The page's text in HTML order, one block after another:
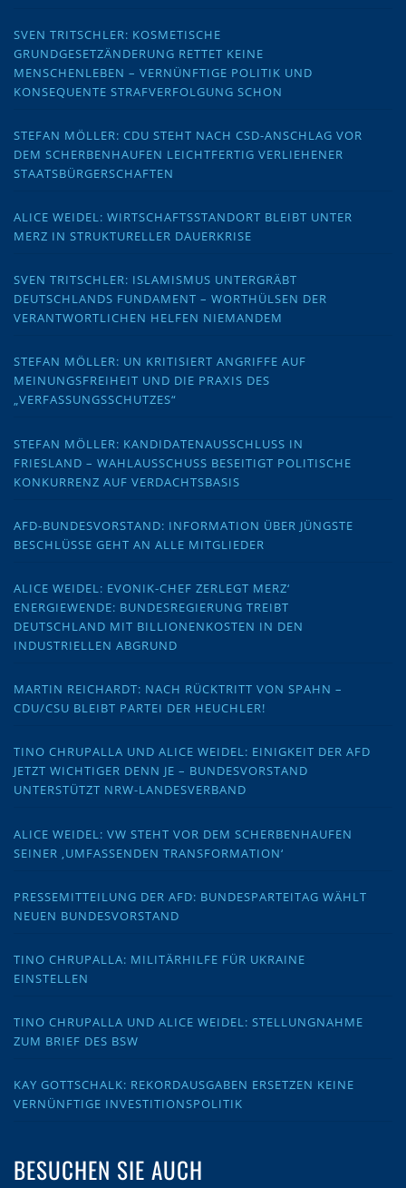
SVEN TRITSCHLER: KOSMETISCHE
GRUNDGESETZÄNDERUNG RETTET KEINE
MENSCHENLEBEN – VERNÜNFTIGE POLITIK UND
KONSEQUENTE STRAFVERFOLGUNG SCHON
STEFAN MÖLLER: CDU STEHT NACH CSD-ANSCHLAG VOR
DEM SCHERBENHAUFEN LEICHTFERTIG VERLIEHENER
STAATSBÜRGERSCHAFTEN
ALICE WEIDEL: WIRTSCHAFTSSTANDORT BLEIBT UNTER
MERZ IN STRUKTURELLER DAUERKRISE
SVEN TRITSCHLER: ISLAMISMUS UNTERGRÄBT
DEUTSCHLANDS FUNDAMENT – WORTHÜLSEN DER
VERANTWORTLICHEN HELFEN NIEMANDEM
STEFAN MÖLLER: UN KRITISIERT ANGRIFFE AUF
MEINUNGSFREIHEIT UND DIE PRAXIS DES
„VERFASSUNGSSCHUTZES“
STEFAN MÖLLER: KANDIDATENAUSSCHLUSS IN
FRIESLAND – WAHLAUSSCHUSS BESEITIGT POLITISCHE
KONKURRENZ AUF VERDACHTSBASIS
AFD-BUNDESVORSTAND: INFORMATION ÜBER JÜNGSTE
BESCHLÜSSE GEHT AN ALLE MITGLIEDER
ALICE WEIDEL: EVONIK-CHEF ZERLEGT MERZ‘
ENERGIEWENDE: BUNDESREGIERUNG TREIBT
DEUTSCHLAND MIT BILLIONENKOSTEN IN DEN
INDUSTRIELLEN ABGRUND
MARTIN REICHARDT: NACH RÜCKTRITT VON SPAHN –
CDU/CSU BLEIBT PARTEI DER HEUCHLER!
TINO CHRUPALLA UND ALICE WEIDEL: EINIGKEIT DER AFD
JETZT WICHTIGER DENN JE – BUNDESVORSTAND
UNTERSTÜTZT NRW-LANDESVERBAND
ALICE WEIDEL: VW STEHT VOR DEM SCHERBENHAUFEN
SEINER ‚UMFASSENDEN TRANSFORMATION‘
PRESSEMITTEILUNG DER AFD: BUNDESPARTEITAG WÄHLT
NEUEN BUNDESVORSTAND
TINO CHRUPALLA: MILITÄRHILFE FÜR UKRAINE
EINSTELLEN
TINO CHRUPALLA UND ALICE WEIDEL: STELLUNGNAHME
ZUM BRIEF DES BSW
KAY GOTTSCHALK: REKORDAUSGABEN ERSETZEN KEINE
VERNÜNFTIGE INVESTITIONSPOLITIK
BESUCHEN SIE AUCH